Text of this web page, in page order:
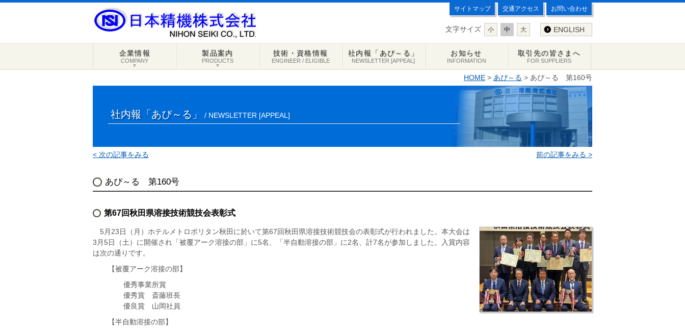
サイトマップ 交通アクセス お問い合わせ
文字サイズ 小 中 大 ENGLISH
▼
企業情報
COMPANY
▼
製品案内
PRODUCTS
技術・資格情報
ENGINEER / ELIGIBLE
社内報「あぴ～る」
NEWSLETTER [APPEAL]
お知らせ
INFORMATION
取引先の皆さまへ
FOR SUPPLIERS
HOME > あぴ～る > あぴ～る 第160号
社内報「あぴ～る」 / NEWSLETTER [APPEAL]
前の記事をみる >
< 次の記事をみる
あぴ～る 第160号
第67回秋田県溶接技術競技会表彰式
5月23日（月）ホテルメトロポリタン秋田に於いて第67回秋田県溶接技術競技会の表彰式が行われました。本大会は
3月5日（土）に開催され「被覆アーク溶接の部」に5名、「半自動溶接の部」に2名、計7名が参加しました。入賞内容
は次の通りです。
【被覆アーク溶接の部】
優秀事業所賞
優秀賞 斎藤班長
優良賞 山岡社員
【半自動溶接の部】